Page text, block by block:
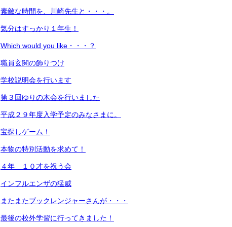
素敵な時間を、川崎先生と・・・。
気分はすっかり１年生！
Which would you like・・・？
職員玄関の飾りつけ
学校説明会を行います
第３回ゆりの木会を行いました
平成２９年度入学予定のみなさまに。
宝探しゲーム！
本物の特別活動を求めて！
４年 １０才を祝う会
インフルエンザの猛威
またまたブックレンジャーさんが・・・
最後の校外学習に行ってきました！